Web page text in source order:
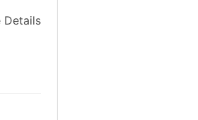
Details